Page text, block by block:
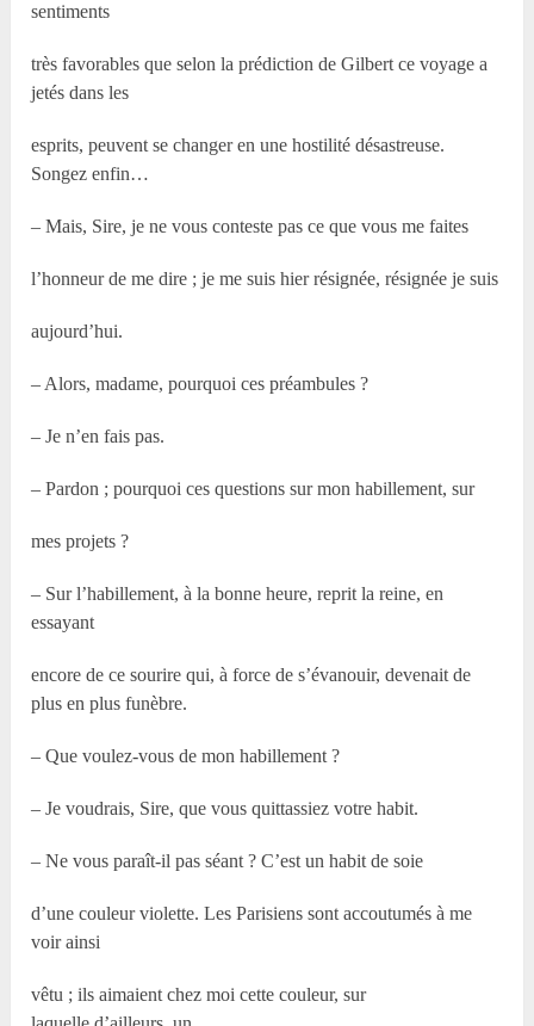
sentiments
très favorables que selon la prédiction de Gilbert ce voyage a
jetés dans les
esprits, peuvent se changer en une hostilité désastreuse.
Songez enfin…
– Mais, Sire, je ne vous conteste pas ce que vous me faites
l’honneur de me dire ; je me suis hier résignée, résignée je suis
aujourd’hui.
– Alors, madame, pourquoi ces préambules ?
– Je n’en fais pas.
– Pardon ; pourquoi ces questions sur mon habillement, sur
mes projets ?
– Sur l’habillement, à la bonne heure, reprit la reine, en
essayant
encore de ce sourire qui, à force de s’évanouir, devenait de
plus en plus funèbre.
– Que voulez-vous de mon habillement ?
– Je voudrais, Sire, que vous quittassiez votre habit.
– Ne vous paraît-il pas séant ? C’est un habit de soie
d’une couleur violette. Les Parisiens sont accoutumés à me
voir ainsi
vêtu ; ils aimaient chez moi cette couleur, sur